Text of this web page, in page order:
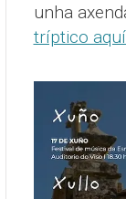
unha
tríptico